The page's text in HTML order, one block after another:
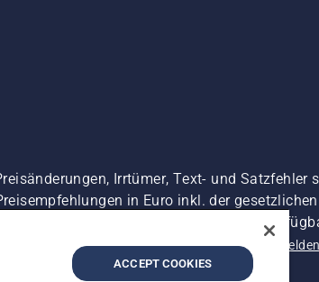
Irrtümer, Text- und Satzfehler
in Euro inkl. der
denn sie sind für den direkten Kauf
Impressum Vermutete Verstöße melden
ACCEPT COOKIES